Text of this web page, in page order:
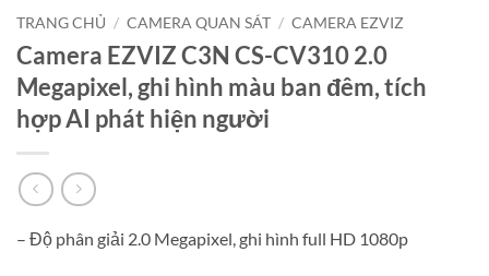
TRANG CHỦ / CAMERA QUAN SÁT / CAMERA EZVIZ
Camera EZVIZ C3N CS-CV310 2.0
Megapixel, ghi hình màu ban đêm, tích
hợp AI phát hiện người
– Độ phân giải 2.0 Megapixel, ghi hình full HD 1080p